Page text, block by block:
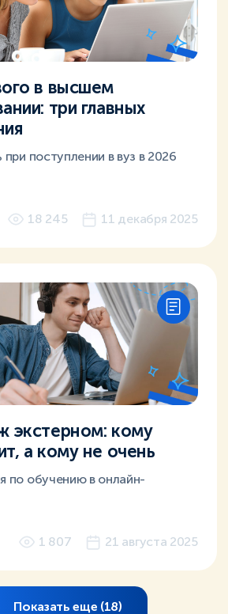
в высшем
три главных
при поступлении в вуз в 2026
18 245 11 декабря 2025
экстерном: кому
а кому не очень
по обучению в онлайн-
1 807 21 августа 2025
Показать еще (18)